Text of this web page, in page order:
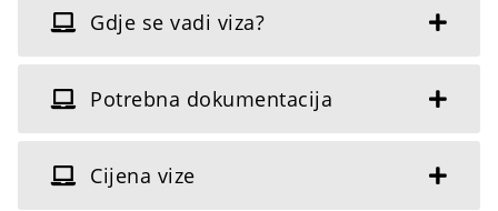
Gdje se vadi viza?
Potrebna dokumentacija
Cijena vize